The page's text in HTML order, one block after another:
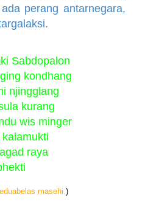
perang antarnegara,
Sabdopalon
kondhang
njingglang
kurang
wis minger
raya
masehi.)